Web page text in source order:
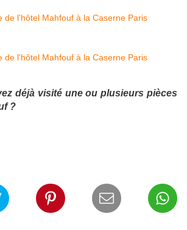
déjà visité une ou plusieurs pièces
?